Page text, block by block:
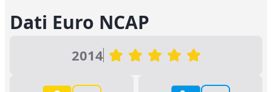
Dati Euro NCAP
2014